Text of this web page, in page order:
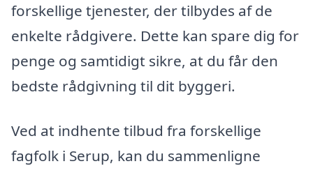
forskellige tjenester, der tilbydes af de
enkelte rådgivere. Dette kan spare dig for
penge og samtidigt sikre, at du får den
bedste rådgivning til dit byggeri.
Ved at indhente tilbud fra forskellige
fagfolk i Serup, kan du sammenligne